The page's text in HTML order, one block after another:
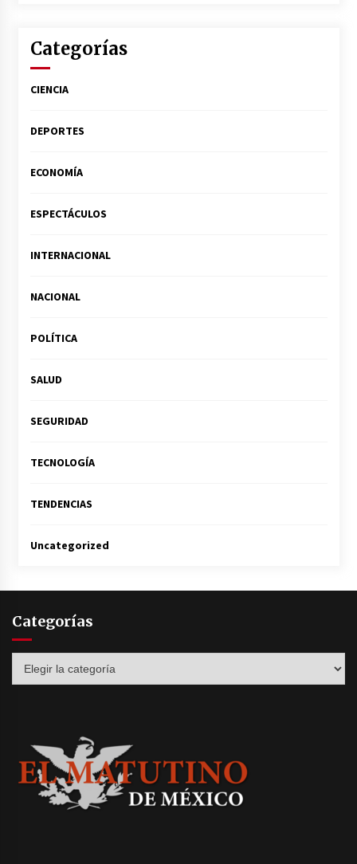
Categorías
CIENCIA
DEPORTES
ECONOMÍA
ESPECTÁCULOS
INTERNACIONAL
NACIONAL
POLÍTICA
SALUD
SEGURIDAD
TECNOLOGÍA
TENDENCIAS
Uncategorized
Categorías